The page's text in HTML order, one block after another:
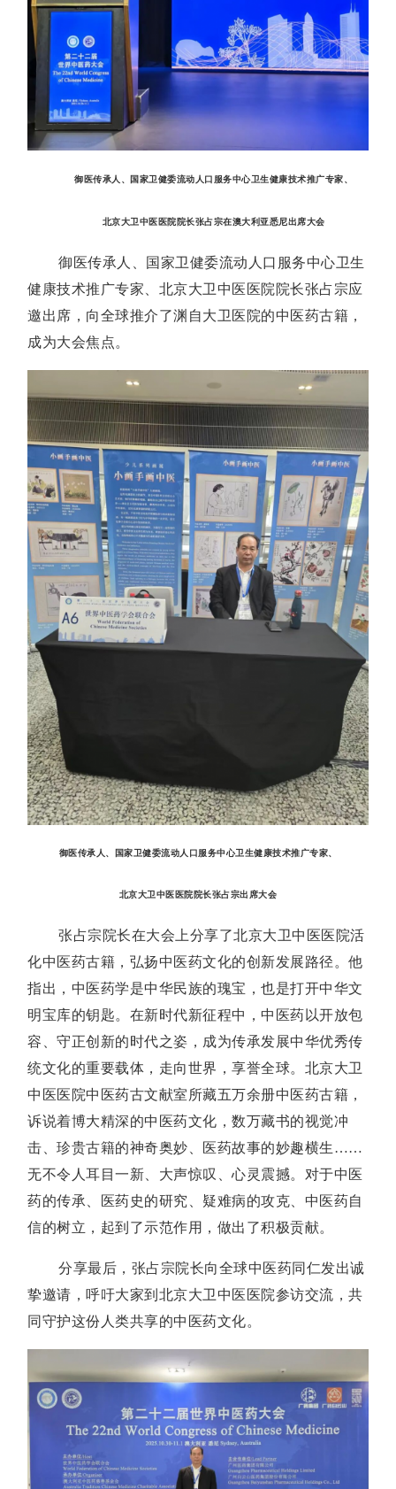
御医传承人、国家卫健委流动人口服务中心卫生健康技术推广专家、
北京大卫中医医院院长张占宗在澳大利亚悉尼出席大会
御医传承人、国家卫健委流动人口服务中心卫生
健康技术推广专家、北京大卫中医医院院长张占宗应
邀出席，向全球推介了渊自大卫医院的中医药古籍，
成为大会焦点。
御医传承人、国家卫健委流动人口服务中心卫生健康技术推广专家、
北京大卫中医医院院长张占宗出席大会
张占宗院长在大会上分享了北京大卫中医医院活
化中医药古籍，弘扬中医药文化的创新发展路径。他
指出，中医药学是中华民族的瑰宝，也是打开中华文
明宝库的钥匙。在新时代新征程中，中医药以开放包
容、守正创新的时代之姿，成为传承发展中华优秀传
统文化的重要载体，走向世界，享誉全球。北京大卫
中医医院中医药古文献室所藏五万余册中医药古籍，
诉说着博大精深的中医药文化，数万藏书的视觉冲
击、珍贵古籍的神奇奥妙、医药故事的妙趣横生……
无不令人耳目一新、大声惊叹、心灵震撼。对于中医
药的传承、医药史的研究、疑难病的攻克、中医药自
信的树立，起到了示范作用，做出了积极贡献。
分享最后，张占宗院长向全球中医药同仁发出诚
挚邀请，呼吁大家到北京大卫中医医院参访交流，共
同守护这份人类共享的中医药文化。